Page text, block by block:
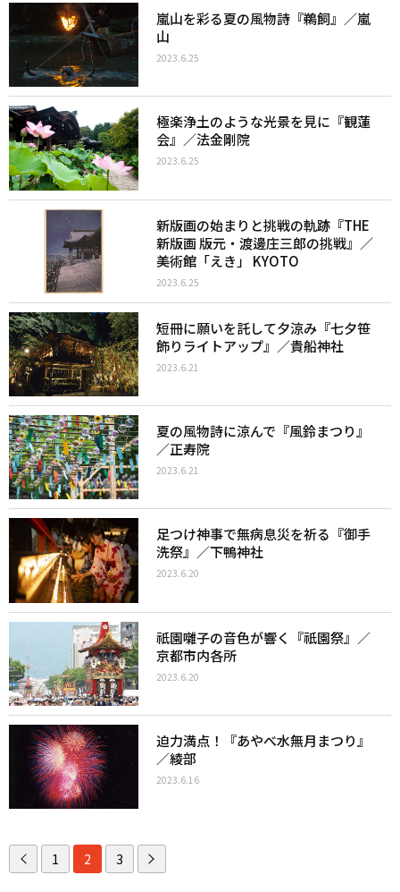
嵐山を彩る夏の風物詩『鵜飼』／嵐
山
2023.6.25
極楽浄土のような光景を見に『観蓮
会』／法金剛院
2023.6.25
新版画の始まりと挑戦の軌跡『THE
新版画 版元・渡邊庄三郎の挑戦』／
美術館「えき」 KYOTO
2023.6.25
短冊に願いを託して夕涼み『七夕笹
飾りライトアップ』／貴船神社
2023.6.21
夏の風物詩に涼んで『風鈴まつり』
／正寿院
2023.6.21
足つけ神事で無病息災を祈る『御手
洗祭』／下鴨神社
2023.6.20
祇園囃子の音色が響く『祇園祭』／
京都市内各所
2023.6.20
迫力満点！『あやべ水無月まつり』
／綾部
2023.6.16
1 2 3